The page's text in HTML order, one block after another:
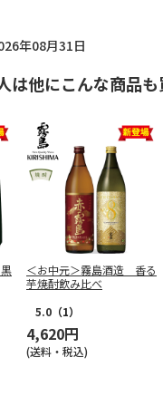
年08月31日
は他にこんな商品
＜お中元＞霧島酒造 香る
芋焼酎飲み比べ
5.0 （1）
4,620円
(送料・税込)